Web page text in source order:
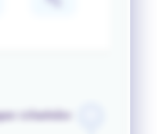
مشخصات